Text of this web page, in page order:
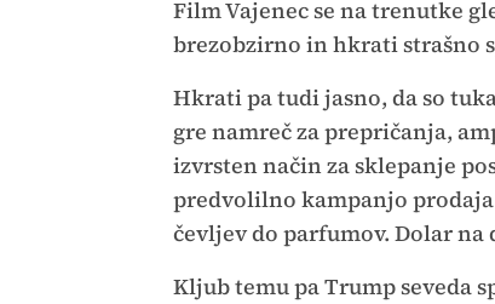
Film Vajenec se na trenutke
brezobzirno in hkrati strašno
Hkrati pa tudi jasno, da so
gre namreč za prepričanja,
izvrsten način za sklepanje
predvolilno kampanjo
čevljev do parfumov. Dolar na
Kljub temu pa Trump seveda